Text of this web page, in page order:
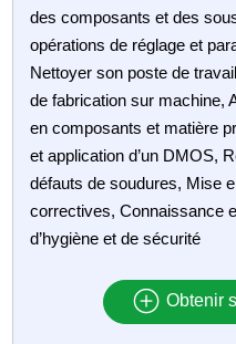
des composants et des
opérations de réglage et
Nettoyer son poste de
de fabrication sur machine,
en composants et matière
et application d’un DMOS,
défauts de soudures, Mise
correctives, Connaissance
d’hygiène et de sécurité
Obtenir